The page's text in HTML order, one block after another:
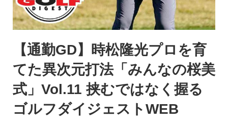
【通勤GD】時松隆光プロを育
てた異次元打法「みんなの桜美
式」Vol.11 挟むではなく握る
ゴルフダイジェストWEB